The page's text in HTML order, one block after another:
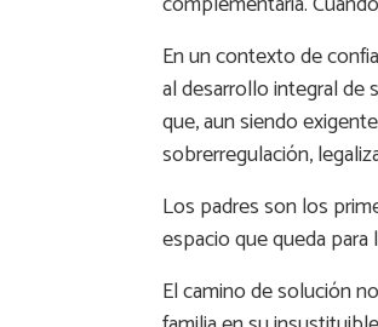
En un contexto de
al desarrollo integral de
que, aun siendo
sobrerregulación,
Los padres son los
espacio que queda
El camino de solución